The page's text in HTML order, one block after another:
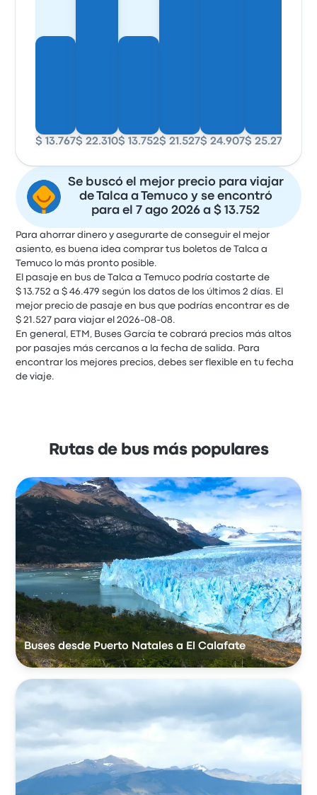
$ 13.767$ 22.310$ 13.752$ 21.527$ 24.907$ 25.276
Se buscó el mejor precio para viajar
de Talca a Temuco y se encontró
para el 7 ago 2026 a $ 13.752
Para ahorrar dinero y asegurarte de conseguir el mejor
asiento, es buena idea comprar tus boletos de Talca a
Temuco lo más pronto posible.
El pasaje en bus de Talca a Temuco podría costarte de
$ 13.752 a $ 46.479 según los datos de los últimos 2 días. El
mejor precio de pasaje en bus que podrías encontrar es de
$ 21.527 para viajar el 2026-08-08.
En general, ETM, Buses García te cobrará precios más altos
por pasajes más cercanos a la fecha de salida. Para
encontrar los mejores precios, debes ser flexible en tu fecha
de viaje.
Rutas de bus más populares
Buses desde Puerto Natales a El Calafate